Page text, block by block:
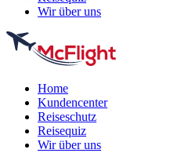
Wir über uns
Home
Kundencenter
Reiseschutz
Reisequiz
Wir über uns